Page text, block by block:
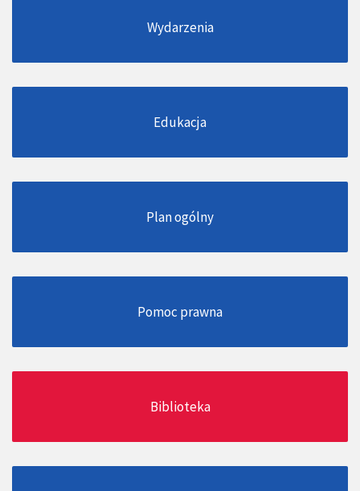
Wydarzenia
Edukacja
Plan ogólny
Pomoc prawna
Biblioteka